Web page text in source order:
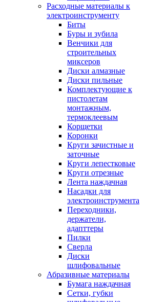
Расходные материалы к
электроинструменту
Биты
Буры и зубила
Венчики для
строительных
миксеров
Диски алмазные
Диски пильные
Комплектующие к
пистолетам
монтажным,
термоклеевым
Корщетки
Коронки
Круги зачистные и
заточные
Круги лепестковые
Круги отрезные
Лента наждачная
Насадки для
электроинструмента
Переходники,
держатели,
адапттеры
Пилки
Сверла
Диски
шлифовальные
Абразивные материалы
Бумага наждачная
Сетки, губки